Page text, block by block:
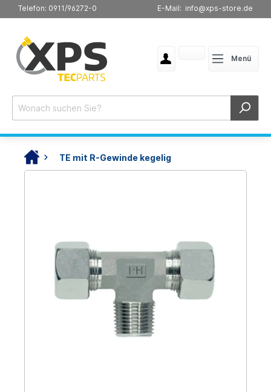
Telefon: 0911/96272-0 E-Mail: info@xps-store.de
Menü
TE mit R-Gewinde kegelig